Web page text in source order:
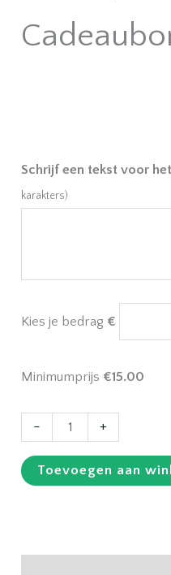
Schrijf een tekst voor
karakters)
Kies je bedrag €
Minimumprijs €15.00
-
Cadeaubon
+
Toevoegen aan